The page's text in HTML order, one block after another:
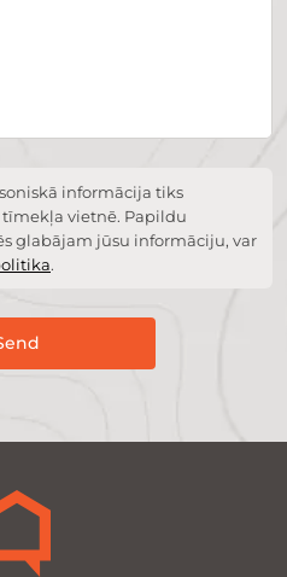
informācija tiks
vietnē. Papildu
glabājam jūsu informāciju, var
.